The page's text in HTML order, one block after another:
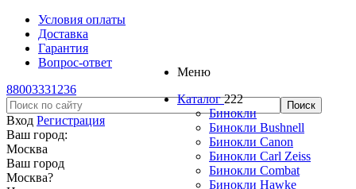
Условия оплаты
Доставка
Гарантия
Вопрос-ответ
88003331236
Вход Регистрация
Ваш город:
Москва
Ваш город
Москва?
Меню
Каталог 222
Бинокли
Бинокли Bushnell
Бинокли Canon
Бинокли Carl Zeiss
Бинокли Combat
Бинокли Hawke